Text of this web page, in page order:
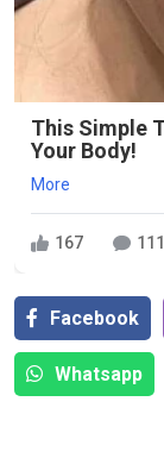
This Simple
Your Body!
More
167 111
Facebook
Whatsapp